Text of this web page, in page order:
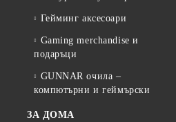
Гейминг аксесоари
Gaming merchandise и
подаръци
GUNNAR очила –
компютърни и геймърски
ЗА ДОМА